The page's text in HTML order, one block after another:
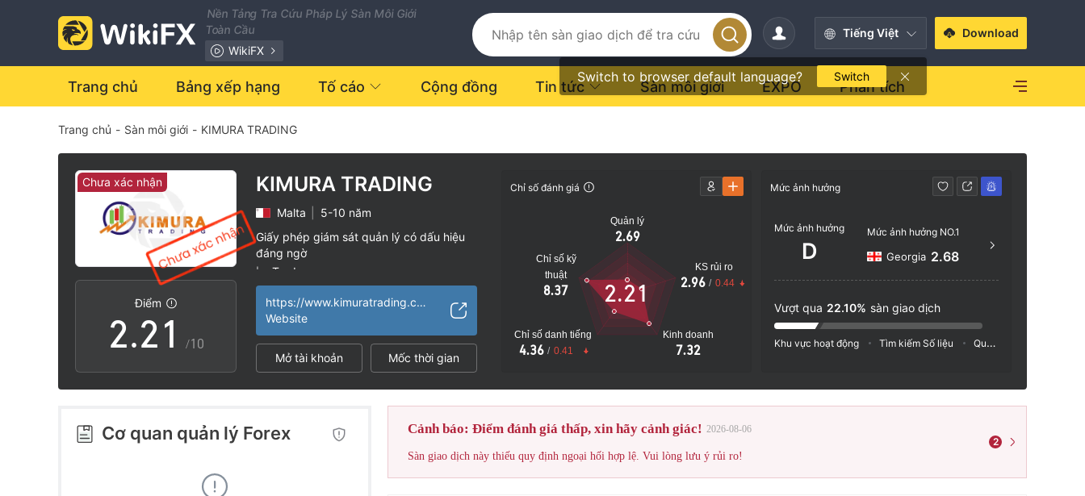
Nền Tảng Tra Cứu Pháp Lý Sàn Môi Giới
Toàn Cầu
WikiFX
Tiếng Việt
Switch to browser default language? Switch
Download
Trang chủ Bảng xếp hạng Tố cáo Cộng đồng Tin tức Sàn môi giới EXPO Phân tích
Trang chủ - Sàn môi giới - KIMURA TRADING
Chưa xác nhận
Điểm
0
1
2
3
4
.
0
1
2
3
4
0
1
2
3
/10
KIMURA TRADING
Malta
5-10 năm
Giấy phép giám sát quản lý có dấu hiệu
đáng ngờ
| cTrader
|
Nguy cơ rủi ro cao
https://www.kimuratrading.com/
Website
Mở tài khoản Mốc thời gian
Chỉ số đánh giá
Quản lý
2.69
Chỉ số kỹ
thuật
8.37
Chỉ số danh tiếng
4.36 / 0.41
Kinh doanh
7.32
KS rủi ro
2.96 / 0.44
2.21
Mức ảnh hưởng
Mức ảnh hưởng
D
Mức ảnh hưởng NO.1
Georgia 2.68
Vượt qua 22.10% sàn giao dịch
Khu vực hoạt động Tìm kiếm Số liệu Quảng cáo
Cơ quan quản lý Forex Cảnh báo: Điểm đánh giá thấp, xin hãy cảnh giác! 2026-08-06
Sàn giao dịch này thiếu quy định ngoại hối hợp lệ. Vui lòng lưu ý rủi ro!
2